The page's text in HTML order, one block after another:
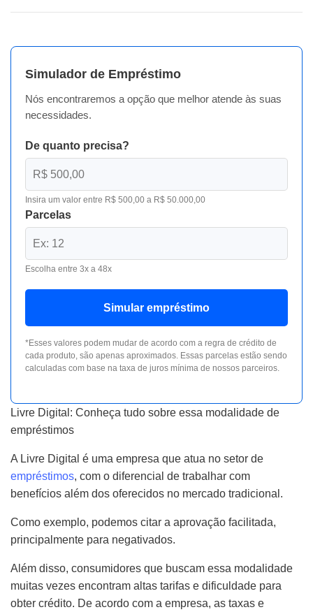
Simulador de Empréstimo
Nós encontraremos a opção que melhor atende às suas
necessidades.
De quanto precisa?
Insira um valor entre R$ 500,00 a R$ 50.000,00
Parcelas
Escolha entre 3x a 48x
Simular empréstimo
*Esses valores podem mudar de acordo com a regra de crédito de
cada produto, são apenas aproximados. Essas parcelas estão sendo
calculadas com base na taxa de juros mínima de nossos parceiros.
Livre Digital: Conheça tudo sobre essa modalidade de
empréstimos
A Livre Digital é uma empresa que atua no setor de
empréstimos, com o diferencial de trabalhar com
benefícios além dos oferecidos no mercado tradicional.
Como exemplo, podemos citar a aprovação facilitada,
principalmente para negativados.
Além disso, consumidores que buscam essa modalidade
muitas vezes encontram altas tarifas e dificuldade para
obter crédito. De acordo com a empresa, as taxas e